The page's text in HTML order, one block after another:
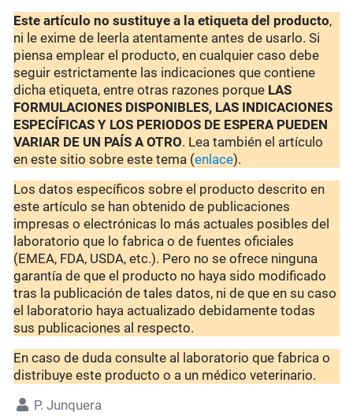
Este artículo no sustituye a la etiqueta del producto,
ni le exime de leerla atentamente antes de usarlo. Si
piensa emplear el producto, en cualquier caso debe
seguir estrictamente las indicaciones que contiene
dicha etiqueta, entre otras razones porque LAS
FORMULACIONES DISPONIBLES, LAS INDICACIONES
ESPECÍFICAS Y LOS PERIODOS DE ESPERA PUEDEN
VARIAR DE UN PAÍS A OTRO. Lea también el artículo
en este sitio sobre este tema (enlace).
Los datos específicos sobre el producto descrito en
este artículo se han obtenido de publicaciones
impresas o electrónicas lo más actuales posibles del
laboratorio que lo fabrica o de fuentes oficiales
(EMEA, FDA, USDA, etc.). Pero no se ofrece ninguna
garantía de que el producto no haya sido modificado
tras la publicación de tales datos, ni de que en su caso
el laboratorio haya actualizado debidamente todas
sus publicaciones al respecto.
En caso de duda consulte al laboratorio que fabrica o
distribuye este producto o a un médico veterinario.
P. Junquera